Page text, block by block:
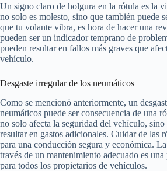
Un signo claro de holgura en la rótula es la
no solo es molesto, sino que también puede
que tu volante vibra, es hora de hacer una
pueden ser un indicador temprano de
pueden resultar en fallos más graves que
vehículo.
Desgaste irregular de los neumáticos
Como se mencionó anteriormente, un
neumáticos puede ser consecuencia de una
no solo afecta la seguridad del vehículo, sino
resultar en gastos adicionales. Cuidar de las
para una conducción segura y económica.
través de un mantenimiento adecuado es
para todos los propietarios de vehículos.